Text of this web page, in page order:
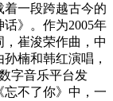
着一段跨越古今的
》。作为2005年
崔浚荣作曲，中
楠和韩红演唱，
字音乐平台发
不了你》中，一